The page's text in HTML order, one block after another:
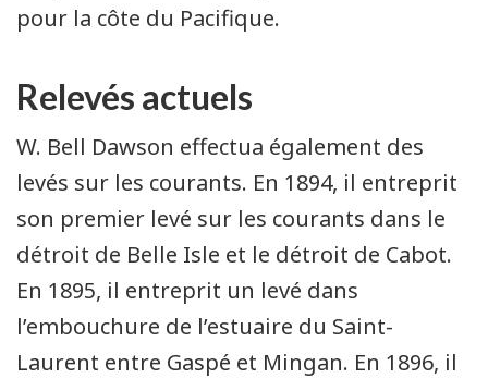
pour la côte du Pacifique.
Relevés actuels
W. Bell Dawson effectua également des
levés sur les courants. En 1894, il entreprit
son premier levé sur les courants dans le
détroit de Belle Isle et le détroit de Cabot.
En 1895, il entreprit un levé dans
l’embouchure de l’estuaire du Saint-
Laurent entre Gaspé et Mingan. En 1896, il